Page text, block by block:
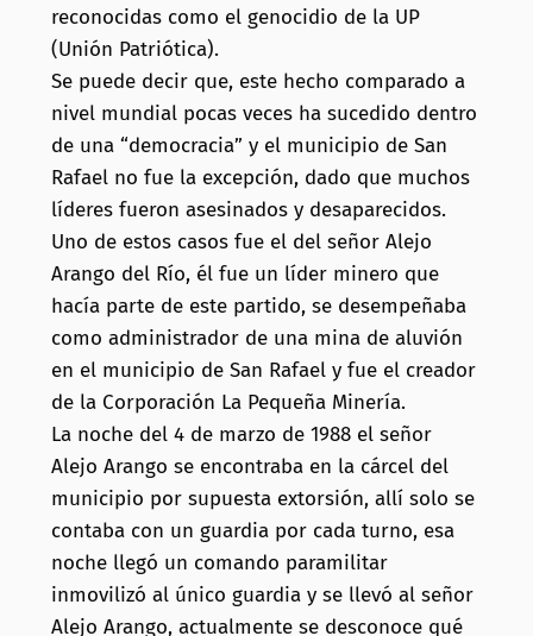
reconocidas como el genocidio de la UP
(Unión Patriótica).
Se puede decir que, este hecho comparado a
nivel mundial pocas veces ha sucedido dentro
de una “democracia” y el municipio de San
Rafael no fue la excepción, dado que muchos
líderes fueron asesinados y desaparecidos.
Uno de estos casos fue el del señor Alejo
Arango del Río, él fue un líder minero que
hacía parte de este partido, se desempeñaba
como administrador de una mina de aluvión
en el municipio de San Rafael y fue el creador
de la Corporación La Pequeña Minería.
La noche del 4 de marzo de 1988 el señor
Alejo Arango se encontraba en la cárcel del
municipio por supuesta extorsión, allí solo se
contaba con un guardia por cada turno, esa
noche llegó un comando paramilitar
inmovilizó al único guardia y se llevó al señor
Alejo Arango, actualmente se desconoce qué